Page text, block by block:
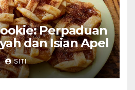
Perpaduan
dan Isian Apel
SITI